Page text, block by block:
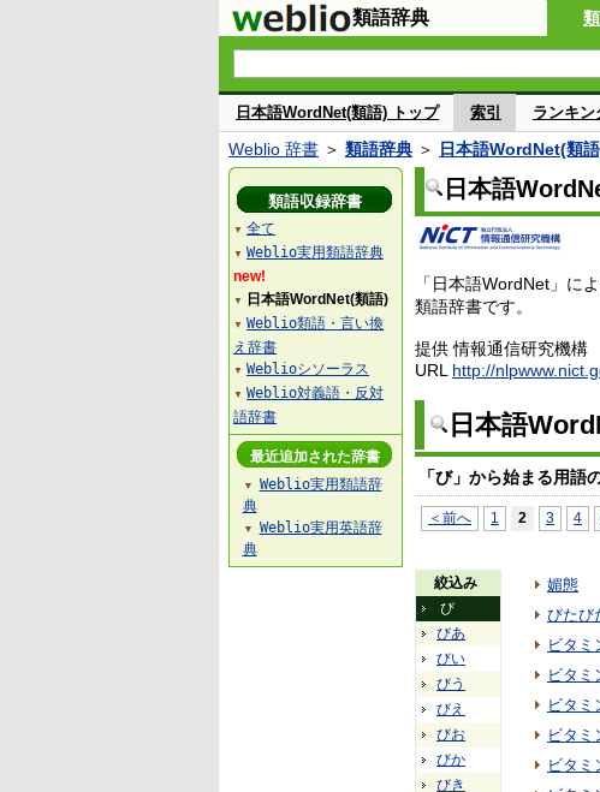
類語辞典
日本語WordNet(類語) トップ 索引 ランキン
Weblio 辞書 ＞ 類語辞典 ＞ 日本語WordNet(類
日本語
「日本語WordNet」に
類語辞書です。
提供 情報通信研究機構
URL http://
日本語
「び」から始まる用語
＜前へ 1 2 3 4
絞込み
び
びあ
びい
びう
びえ
びお
びか
びき
媚態
びたび
ビタミ
ビタミ
ビタミ
ビタミ
ビタミ
類語収録辞書
▼ 全て
▼ Weblio実用類語辞典
new!
▼ 日本語WordNet(類語)
▼ Weblio類語・言い換
え辞書
▼ Weblioシソーラス
▼ Weblio対義語・反対
語辞書
最近追加された辞書
▼
Weblio実用類語辞
典
▼
Weblio実用英語辞
典